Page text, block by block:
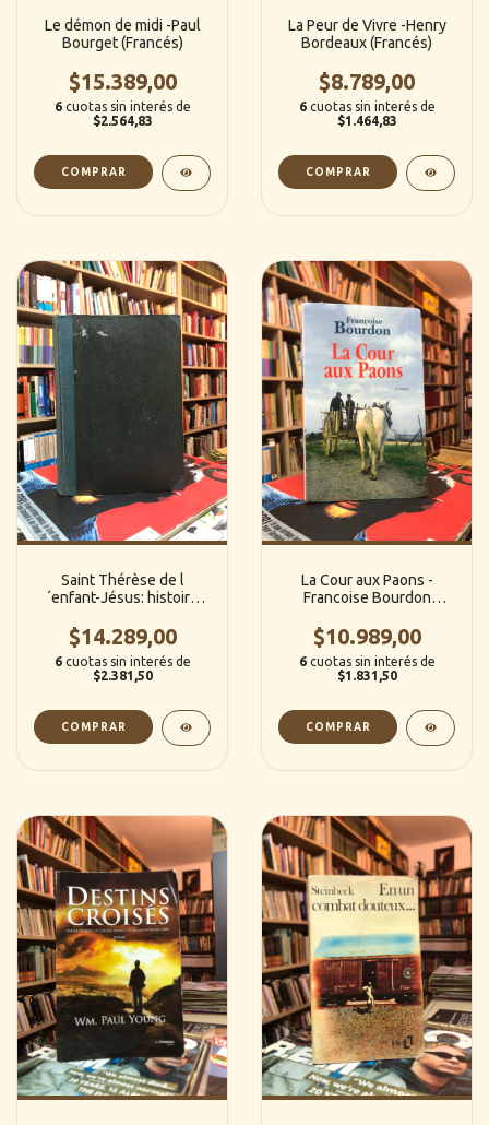
Le démon de midi -Paul
Bourget (Francés)
$15.389,00
6 cuotas sin interés de
$2.564,83
La Peur de Vivre -Henry
Bordeaux (Francés)
$8.789,00
6 cuotas sin interés de
$1.464,83
Saint Thérèse de l
´enfant-Jésus: histoire
(Francés)
$14.289,00
6 cuotas sin interés de
$2.381,50
La Cour aux Paons -
Francoise Bourdon
$10.989,00
6 cuotas sin interés de
$1.831,50